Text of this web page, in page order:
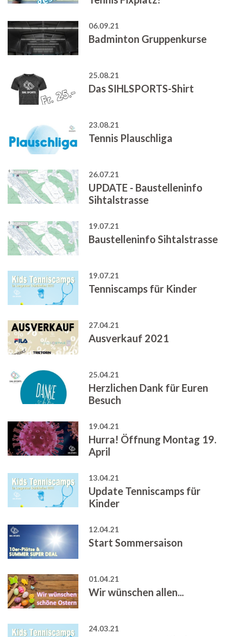
06.09.21
Badminton Gruppenkurse
25.08.21
Das SIHLSPORTS-Shirt
23.08.21
Tennis Plauschliga
26.07.21
UPDATE - Baustelleninfo
Sihtalstrasse
19.07.21
Baustelleninfo Sihtalstrasse
19.07.21
Tenniscamps für Kinder
27.04.21
Ausverkauf 2021
25.04.21
Herzlichen Dank für Euren
Besuch
19.04.21
Hurra! Öffnung Montag 19.
April
13.04.21
Update Tenniscamps für
Kinder
12.04.21
Start Sommersaison
01.04.21
Wir wünschen allen...
24.03.21